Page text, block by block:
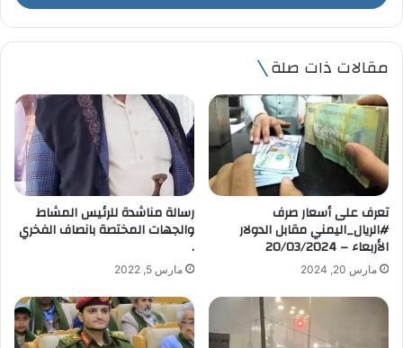
ر
د
ا
ل
إ
ل
ك
ر
و
ي
مقالات ذات صلة
تعرف على أسعار صرف
#الريال_اليمني مقابل الدولار
الأربعاء – 20/03/2024
مارس 20, 2024
رسالة مناشدة للرئيس المشاط
والجهات المختصة بانصاف الفخري
.
مارس 5, 2022